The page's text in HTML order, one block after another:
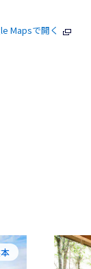
Mapsで開く